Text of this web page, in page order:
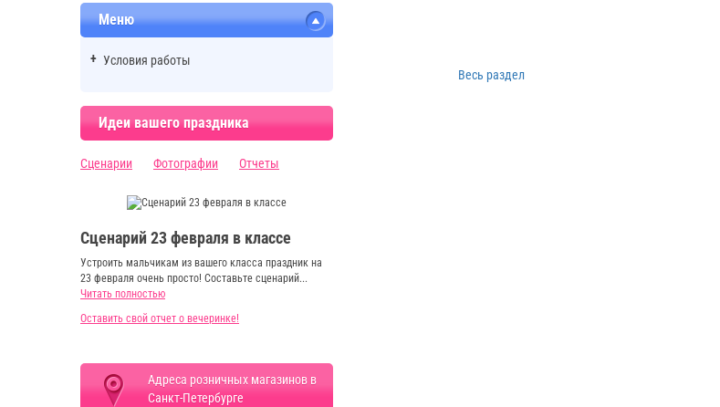
Меню
Условия работы
Идеи вашего праздника
Сценарии Фотографии Отчеты
Сценарий 23 февраля в классе
Устроить мальчикам из вашего класса праздник на
23 февраля очень просто! Составьте сценарий...
Читать полностью
Оставить свой отчет о вечеринке!
Адреса розничных магазинов в
Санкт-Петербурге
Весь раздел